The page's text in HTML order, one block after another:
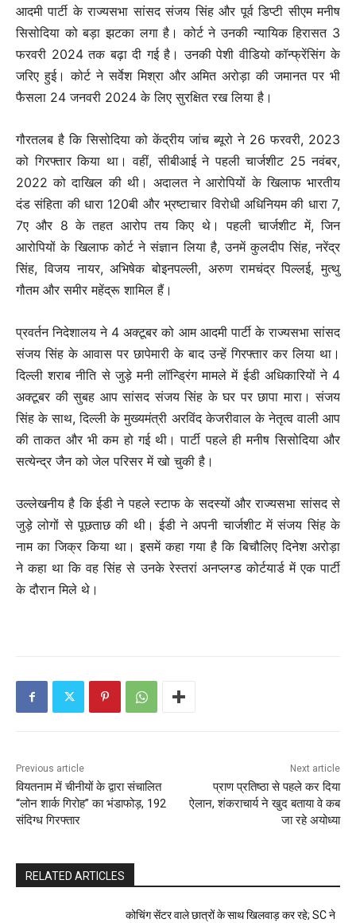
आदमी पार्टी के राज्यसभा सांसद संजय सिंह और पूर्व डिप्टी सीएम मनीष
सिसोदिया को बड़ा झटका लगा है। कोर्ट ने उनकी न्यायिक हिरासत 3
फरवरी 2024 तक बढ़ा दी गई है। उनकी पेशी वीडियो कॉन्फ्रेंसिंग के
जरिए हुई। कोर्ट ने सर्वेश मिश्रा और अमित अरोड़ा की जमानत पर भी
फैसला 24 जनवरी 2024 के लिए सुरक्षित रख लिया है।
गौरतलब है कि सिसोदिया को केंद्रीय जांच ब्यूरो ने 26 फरवरी, 2023
को गिरफ्तार किया था। वहीं, सीबीआई ने पहली चार्जशीट 25 नवंबर,
2022 को दाखिल की थी। अदालत ने आरोपियों के खिलाफ भारतीय
दंड संहिता की धारा 120बी और भ्रष्टाचार विरोधी अधिनियम की धारा 7,
7ए और 8 के तहत आरोप तय किए थे। पहली चार्जशीट में, जिन
आरोपियों के खिलाफ कोर्ट ने संज्ञान लिया है, उनमें कुलदीप सिंह, नरेंद्र
सिंह, विजय नायर, अभिषेक बोइनपल्ली, अरुण रामचंद्र पिल्लई, मुत्थु
गौतम और समीर महेंद्रू शामिल हैं।
प्रवर्तन निदेशालय ने 4 अक्टूबर को आम आदमी पार्टी के राज्यसभा सांसद
संजय सिंह के आवास पर छापेमारी के बाद उन्हें गिरफ्तार कर लिया था।
दिल्ली शराब नीति से जुड़े मनी लॉन्ड्रिंग मामले में ईडी अधिकारियों ने 4
अक्टूबर की सुबह आप सांसद संजय सिंह के घर पर छापा मारा। संजय
सिंह के साथ, दिल्ली के मुख्यमंत्री अरविंद केजरीवाल के नेतृत्व वाली आप
की ताकत और भी कम हो गई थी। पार्टी पहले ही मनीष सिसोदिया और
सत्येन्द्र जैन को जेल परिसर में खो चुकी है।
उल्‍लेखनीय है कि ईडी ने पहले स्टाफ के सदस्यों और राज्यसभा सांसद से
जुड़े लोगों से पूछताछ की थी। ईडी ने अपनी चार्जशीट में संजय सिंह के
नाम का जिक्र किया था। इसमें कहा गया है कि बिचौलिए दिनेश अरोड़ा
ने कहा था कि वह सिंह से उनके रेस्तरां अनप्लग्ड कोर्टयार्ड में एक पार्टी
के दौरान मिले थे।
Previous article
वियतनाम में चीनीयों के द्वारा संचालित
“लोन शार्क गिरोह” का भंडाफोड़, 192
संदिग्ध गिरफ्तार
Next article
प्राण प्रतिष्ठा से पहले कर दिया
ऐलान, शंकराचार्य ने खुद बताया वे कब
जा रहे अयोध्‍या
RELATED ARTICLES
कोचिंग सेंटर वाले छात्रों के साथ खिलवाड़ कर रहे; SC ने